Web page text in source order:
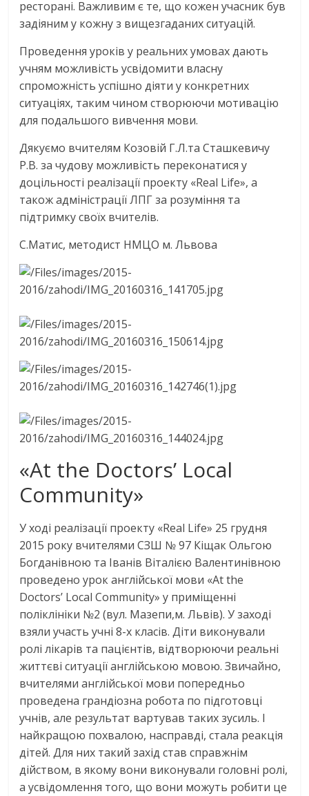
ресторані. Важливим є те, що кожен учасник був
задіяним у кожну з вищезгаданих ситуацій.
Проведення уроків у реальних умовах дають
учням можливість усвідомити власну
спроможність успішно діяти у конкретних
ситуаціях, таким чином створюючи мотивацію
для подальшого вивчення мови.
Дякуємо вчителям Козовій Г.Л.та Сташкевичу
Р.В. за чудову можливість переконатися у
доцільності реалізації проекту «Real Life», а
також адміністрації ЛПГ за розуміння та
підтримку своїх вчителів.
С.Матис, методист НМЦО м. Львова
«At the Doctors’ Local
Community»
У ході реалізації проекту «Real Life» 25 грудня
2015 року вчителями СЗШ № 97 Кіщак Ольгою
Богданівною та Іванів Віталією Валентинівною
проведено урок англійської мови «At the
Doctors’ Local Community» у приміщенні
поліклініки №2 (вул. Мазепи,м. Львів). У заході
взяли участь учні 8-х класів. Діти виконували
ролі лікарів та пацієнтів, відтворюючи реальні
життєві ситуації англійською мовою. Звичайно,
вчителями англійської мови попередньо
проведена грандіозна робота по підготовці
учнів, але результат вартував таких зусиль. І
найкращою похвалою, насправді, стала реакція
дітей. Для них такий захід став справжнім
дійством, в якому вони виконували головні ролі,
а усвідомлення того, що вони можуть робити це